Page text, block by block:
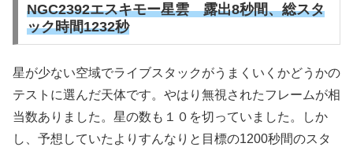
NGC2392エスキモー星雲 露出8秒間、総スタ
ック時間1232秒
星が少ない空域でライブスタックがうまくいくかどうかの
テストに選んだ天体です。やはり無視されたフレームが相
当数ありました。星の数も１０を切っていました。しか
し、予想していたよりすんなりと目標の1200秒間のスタ